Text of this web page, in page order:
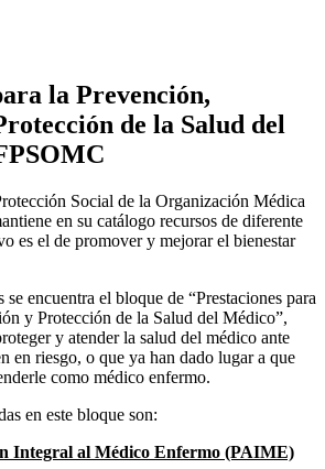
la Prevención,
de la Salud del
Social de la Organización Médica
en su catálogo recursos de diferente
es el de promover y mejorar el bienestar
se encuentra el bloque de “Prestaciones para
y Protección de la Salud del Médico”,
y atender la salud del médico ante
en riesgo, o que ya han dado lugar a que
como médico enfermo.
en este bloque son:
Integral al Médico Enfermo (PAIME)